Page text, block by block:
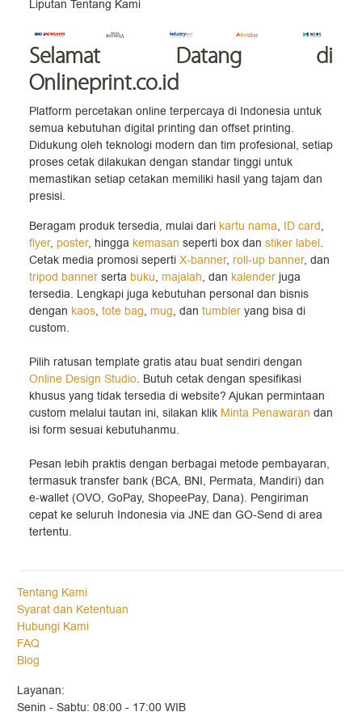
Liputan Tentang Kami
Selamat Datang di
Onlineprint.co.id
Platform percetakan online terpercaya di Indonesia untuk
semua kebutuhan digital printing dan offset printing.
Didukung oleh teknologi modern dan tim profesional, setiap
proses cetak dilakukan dengan standar tinggi untuk
memastikan setiap cetakan memiliki hasil yang tajam dan
presisi.
Beragam produk tersedia, mulai dari kartu nama, ID card,
flyer, poster, hingga kemasan seperti box dan stiker label.
Cetak media promosi seperti X-banner, roll-up banner, dan
tripod banner serta buku, majalah, dan kalender juga
tersedia. Lengkapi juga kebutuhan personal dan bisnis
dengan kaos, tote bag, mug, dan tumbler yang bisa di
custom.
Pilih ratusan template gratis atau buat sendiri dengan
Online Design Studio. Butuh cetak dengan spesifikasi
khusus yang tidak tersedia di website? Ajukan permintaan
custom melalui tautan ini, silakan klik Minta Penawaran dan
isi form sesuai kebutuhanmu.
Pesan lebih praktis dengan berbagai metode pembayaran,
termasuk transfer bank (BCA, BNI, Permata, Mandiri) dan
e-wallet (OVO, GoPay, ShopeePay, Dana). Pengiriman
cepat ke seluruh Indonesia via JNE dan GO-Send di area
tertentu.
Tentang Kami
Syarat dan Ketentuan
Hubungi Kami
FAQ
Blog
Layanan:
Senin - Sabtu: 08:00 - 17:00 WIB